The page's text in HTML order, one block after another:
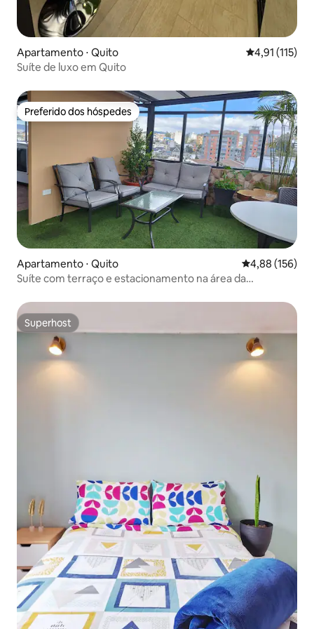
Apartamento ⋅ Quito 4,91 de uma
4,91 (115)
Suíte de luxo em Quito
Preferido dos hóspedes
Preferido dos hóspedes
Apartamento ⋅ Quito 4,88 de uma
4,88 (156)
Suíte com terraço e estacionamento na área da
Superhost
Superhost